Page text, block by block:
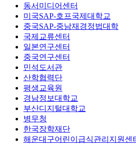
동서미디어센터
미국SAP-호프국제대학교
중국SAP-중남재경정법대학
국제교류센터
일본연구센터
중국연구센터
민석도서관
산학협력단
평생교육원
경남정보대학교
부산디지털대학교
병무청
한국장학재단
해운대구어린이급식관리지원센